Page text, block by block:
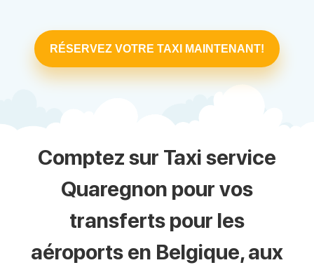
RÉSERVEZ VOTRE TAXI MAINTENANT!
Comptez sur Taxi service
Quaregnon pour vos
transferts pour les
aéroports en Belgique, aux